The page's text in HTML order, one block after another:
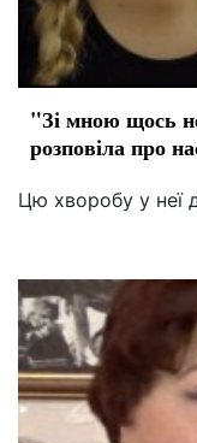
"Зі мною щось
розповіла про
Цю хворобу у неї